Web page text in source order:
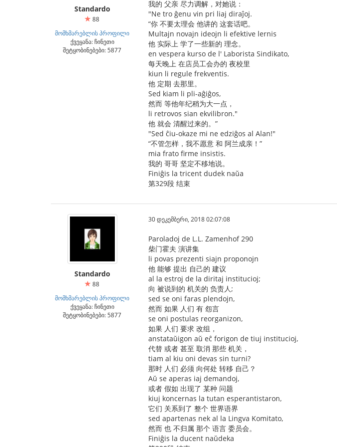
Standardo
88
მომხმარებლის პროფილი
ქვეყანა: ჩინეთი
შეტყობინებები: 5877
我的 父亲 尽力调解，对她说：
"Ne tro ĝenu vin pri liaj diraĵoj.
“你 不要太理会 他讲的 这套话吧。
Multajn novajn ideojn li efektive lernis
他 实际上 学了一些新的 理念。
en vespera kurso de l' Laborista Sindikato,
每天晚上 在店员工会办的 夜校里
kiun li regule frekventis.
他 定期 去那里。
Sed kiam li pli-aĝiĝos,
然而 等他年纪稍为大一点，
li retrovos sian ekvilibron."
他 就会 清醒过来的。”
"Sed ĉiu-okaze mi ne edziĝos al Alan!"
“不管怎样，我不愿意 和 阿兰成亲！”
mia frato firme insistis.
我的 哥哥 坚定不移地说。
Finiĝis la tricent dudek naŭa
第329段 结束
Standardo
88
მომხმარებლის პროფილი
ქვეყანა: ჩინეთი
შეტყობინებები: 5877
30 დეკემბერი, 2018 02:07:08
Paroladoj de L.L. Zamenhof 290
柴门霍夫 演讲集
li povas prezenti siajn proponojn
他 能够 提出 自己的 建议
al la estroj de la diritaj institucioj;
向 被说到的 机关的 负责人;
sed se oni faras plendojn,
然而 如果 人们 有 怨言
se oni postulas reorganizon,
如果 人们 要求 改组，
anstataŭigon aŭ eĉ forigon de tiuj institucioj,
代替 或者 甚至 取消 那些 机关，
tiam al kiu oni devas sin turni?
那时 人们 必须 向何处 转移 自己？
Aŭ se aperas iaj demandoj,
或者 假如 出现了 某种 问题
kiuj koncernas la tutan esperantistaron,
它们 关系到了 整个 世界语界
sed apartenas nek al la Lingva Komitato,
然而 也 不归属 那个 语言 委员会。
Finiĝis la ducent naŭdeka